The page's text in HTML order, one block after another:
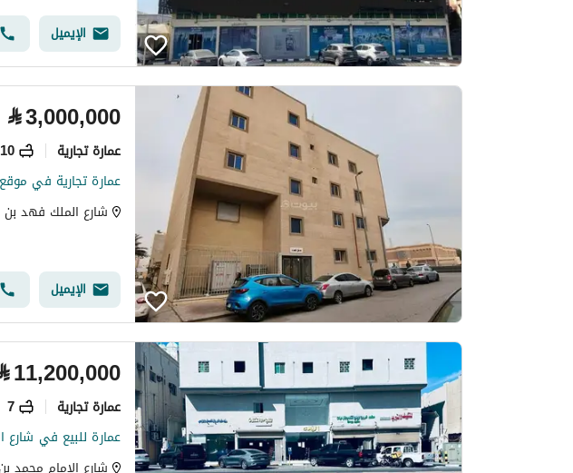
الإيميل
⃁3,000,000
عمارة تجارية 10+
عمارة تجارية في
شارع الملك فهد بن عبد
الإيميل
11,200,000
عمارة تجارية 7
شارع الامام محمد